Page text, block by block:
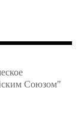
Союзом"